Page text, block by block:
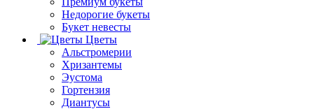
Недорогие букеты
Букет невесты
Цветы
Альстромерии
Хризантемы
Эустома
Гортензия
Диантусы